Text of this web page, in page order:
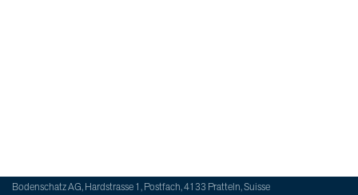
Bodenschatz AG, Hardstrasse 1, Postfach, 4133 Pratteln, Suisse